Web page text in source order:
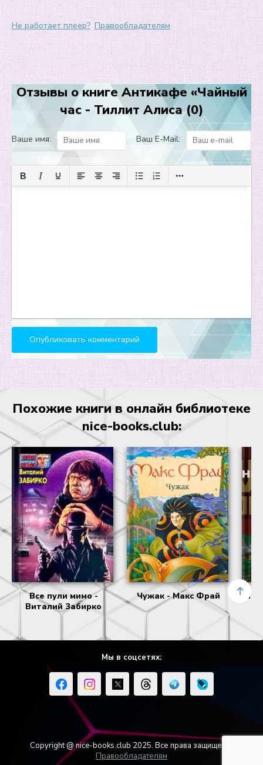
13
25
29
31
32
Не работает плеер? Правообладателям
Отзывы о книге Антикафе «Чайный
час - Тиллит Алиса (0)
Ваше имя: Ваш E-Mail:
Похожие книги в онлайн библиотеке
nice-books.club:
Все пули мимо -
Виталий Забирко
Чужак - Макс Фрай
Мы в соцсетях:
Copyright @ nice-books.club 2025. Все права защищены.
Правообладателям